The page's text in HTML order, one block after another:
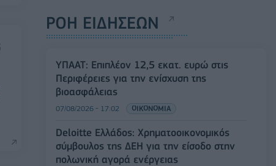
ΡΟΗ ΕΙΔΗΣΕΩΝ
ΥΠΑΑΤ: Επιπλέον 12,5 εκατ. ευρώ στις
Περιφέρειες για την ενίσχυση της
βιοασφάλειας
07/08/2026 - 17:02 ΟΙΚΟΝΟΜΙΑ
Deloitte Ελλάδος: Χρηματοοικονομικός
σύμβουλος της ΔΕΗ για την είσοδο στην
πολωνική αγορά ενέργειας